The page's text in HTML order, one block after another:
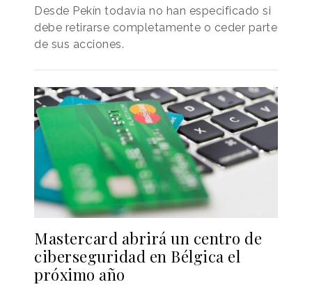
Desde Pekín todavía no han especificado si
debe retirarse completamente o ceder parte
de sus acciones.
Mastercard abrirá un centro de
ciberseguridad en Bélgica el
próximo año